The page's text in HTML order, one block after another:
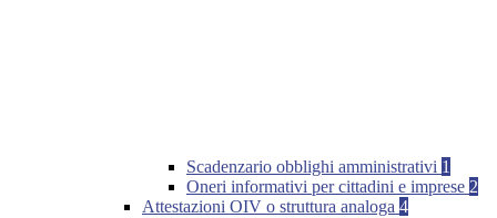
Scadenzario obblighi amministrativi 1
Oneri informativi per cittadini e imprese 2
Attestazioni OIV o struttura analoga 4